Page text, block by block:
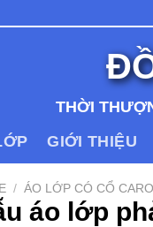
THỜI
GIỚI THIỆU
/ ÁO LỚP CÓ CỔ CARO
áo lớp